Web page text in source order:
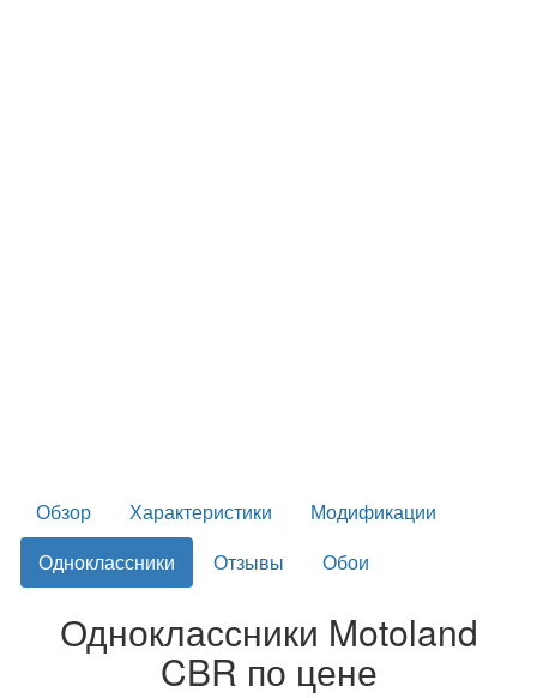
Обзор Характеристики
Модификации
Одноклассники
Отзывы Обои
Одноклассники Motoland
CBR по цене